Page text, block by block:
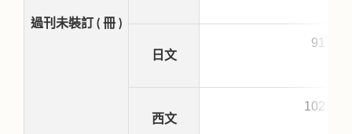
過刊未裝訂 ( 冊 )
日文
9177
西文
10218